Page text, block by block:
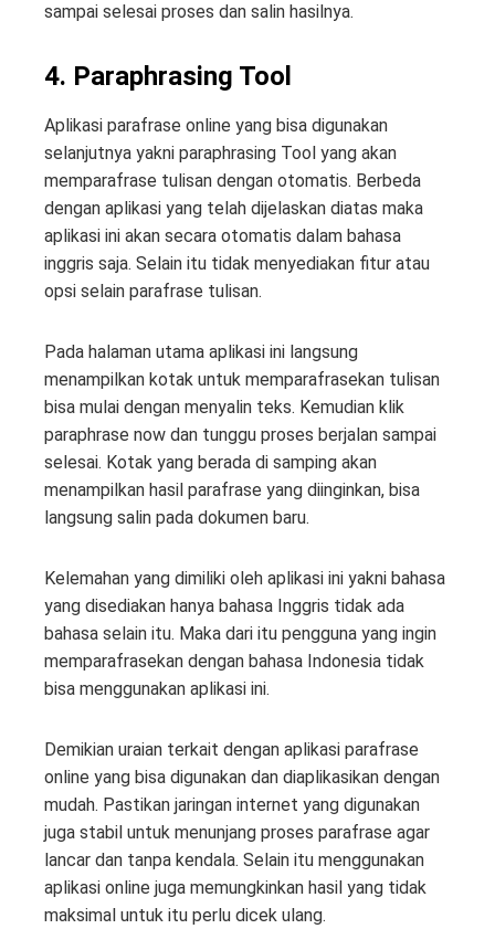
sampai selesai proses dan salin hasilnya.
4. Paraphrasing Tool
Aplikasi parafrase online yang bisa digunakan
selanjutnya yakni paraphrasing Tool yang akan
memparafrase tulisan dengan otomatis. Berbeda
dengan aplikasi yang telah dijelaskan diatas maka
aplikasi ini akan secara otomatis dalam bahasa
inggris saja. Selain itu tidak menyediakan fitur atau
opsi selain parafrase tulisan.
Pada halaman utama aplikasi ini langsung
menampilkan kotak untuk memparafrasekan tulisan
bisa mulai dengan menyalin teks. Kemudian klik
paraphrase now dan tunggu proses berjalan sampai
selesai. Kotak yang berada di samping akan
menampilkan hasil parafrase yang diinginkan, bisa
langsung salin pada dokumen baru.
Kelemahan yang dimiliki oleh aplikasi ini yakni bahasa
yang disediakan hanya bahasa Inggris tidak ada
bahasa selain itu. Maka dari itu pengguna yang ingin
memparafrasekan dengan bahasa Indonesia tidak
bisa menggunakan aplikasi ini.
Demikian uraian terkait dengan aplikasi parafrase
online yang bisa digunakan dan diaplikasikan dengan
mudah. Pastikan jaringan internet yang digunakan
juga stabil untuk menunjang proses parafrase agar
lancar dan tanpa kendala. Selain itu menggunakan
aplikasi online juga memungkinkan hasil yang tidak
maksimal untuk itu perlu dicek ulang.